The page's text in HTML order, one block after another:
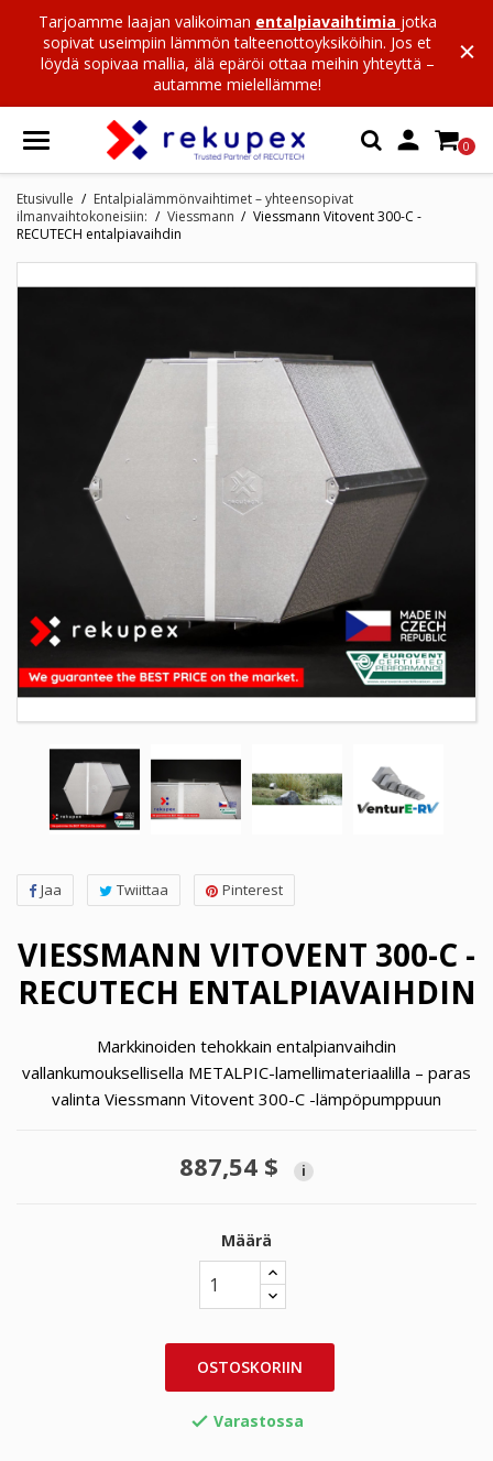
Tarjoamme laajan valikoiman entalpiavaihtimia jotka
sopivat useimpiin lämmön talteenottoyksiköihin. Jos et
löydä sopivaa mallia, älä epäröi ottaa meihin yhteyttä –
autamme mielellämme!
 0
Etusivulle
Entalpialämmönvaihtimet – yhteensopivat
ilmanvaihtokoneisiin:
Viessmann
Viessmann Vitovent 300-C -
RECUTECH entalpiavaihdin
Jaa Twiittaa Pinterest
VIESSMANN VITOVENT 300-C -
RECUTECH ENTALPIAVAIHDIN
Markkinoiden tehokkain entalpianvaihdin
vallankumouksellisella METALPIC-lamellimateriaalilla – paras
valinta Viessmann Vitovent 300-C -lämpöpumppuun
887,54 $ i
Määrä
OSTOSKORIIN
 Varastossa